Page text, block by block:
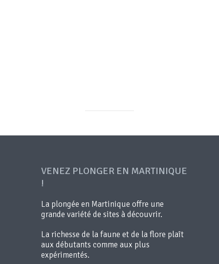
VENEZ PLONGER EN MARTINIQUE
!
La plongée en Martinique offre une
grande variété de sites à découvrir.
La richesse de la faune et de la flore plaît
aux débutants comme aux plus
expérimentés.